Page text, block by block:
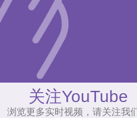
关注YouTube
浏览更多实时视频，请关注我